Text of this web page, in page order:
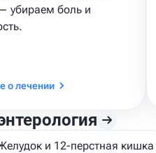
убираем боль и
о лечении
и 12-перстная кишка